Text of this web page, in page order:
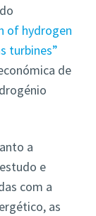
of hydrogen
turbines”
de
a
e
com a
as